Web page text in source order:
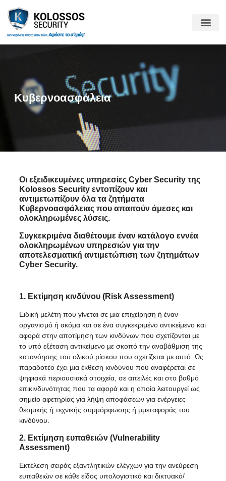
Κυβερνοασφάλεια
Οι εξειδικευμένες υπηρεσίες Cyber Security της
Kolossos Security εντοπίζουν και
αντιμετωπίζουν όλα τα ζητήματα
Κυβερνοασφάλειας που απαιτούν άμεσες και
ολοκληρωμένες λύσεις.
Συγκεκριμένα διαθέτουμε έναν κατάλογο εννέα
ολοκληρωμένων υπηρεσιών για την
αποτελεσματική αντιμετώπιση των ζητημάτων
Cyber Security.
1. Εκτίµηση κινδύνου (Risk Assessment)
Ειδική µελέτη που γίνεται σε µια επιχείρηση ή έναν
οργανισμό ή ακόμα και σε ένα συγκεκριμένο αντικείμενο και
αφορά στην αποτίμηση των κινδύνων που σχετίζονται µε
το υπό εξέταση αντικείμενο µε σκοπό την αναβάθμιση της
κατανόησης του ολικού ρίσκου που σχετίζεται µε αυτό. Ως
παραδοτέο έχει µια έκθεση κινδύνου που αναφέρεται σε
ψηφιακά περιουσιακά στοιχεία, σε απειλές και στο βαθμό
επικινδυνότητας που τα αφορά και η οποία λειτουργεί ως
σημείο αφετηρίας για λήψη αποφάσεων για ενέργειες
θεσμικής ή τεχνικής συµµόρφωσης ή µμεταφοράς του
κινδύνου.
2. Εκτίμηση ευπαθειών (Vulnerability
Assessment)
Εκτέλεση σειράς εξαντλητικών ελέγχων για την ανεύρεση
ευπαθειών σε κάθε είδος υπολογιστικό και δικτυακό/